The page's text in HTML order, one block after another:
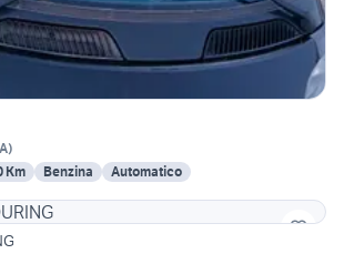
)
Km Benzina
Automatico